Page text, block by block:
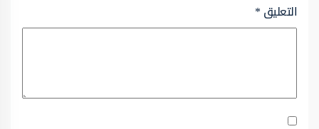
التعليق*